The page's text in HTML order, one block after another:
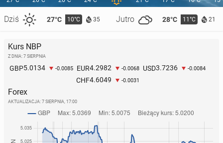
Dziś 27°C 10°C 35 Jutro 28°C 11°C 21
Kurs NBP
Z DNIA: 7 SIERPNIA
GBP5.0134 -0.0085 EUR4.2982 -0.0068 USD3.7236 -0.0084
CHF4.6049 -0.0031
Forex
AKTUALIZACJA: 7 SIERPNIA, 17:00